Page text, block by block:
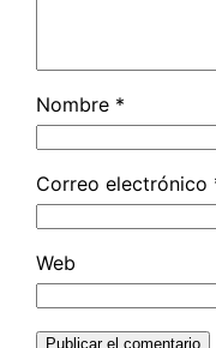
Nombre *
Correo electrónico
Web